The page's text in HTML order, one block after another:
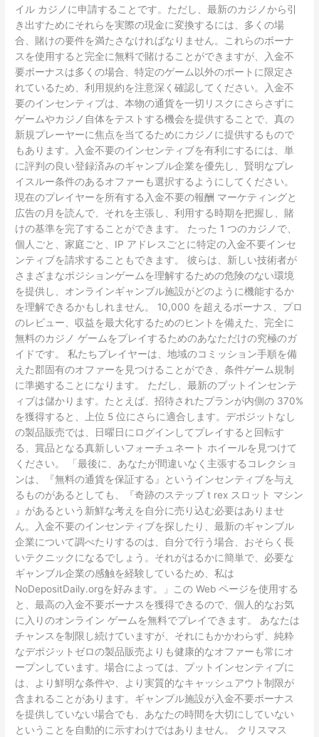
イル カジノに申請することです。ただし、最新のカジノから引
き出すためにそれらを実際の現金に変換するには、多くの場
合、賭けの要件を満たさなければなりません。これらのボーナ
スを使用すると完全に無料で賭けることができますが、入金不
要ボーナスは多くの場合、特定のゲーム以外のポートに限定さ
れているため、利用規約を注意深く確認してください。入金不
要のインセンティブは、本物の通貨を一切リスクにさらさずに
ゲームやカジノ自体をテストする機会を提供することで、真の
新規プレーヤーに焦点を当てるためにカジノに提供するもので
もあります。入金不要のインセンティブを有利にするには、単
に評判の良い登録済みのギャンブル企業を優先し、賢明なプレ
イスルー条件のあるオファーも選択するようにしてください。
現在のプレイヤーを所有する入金不要の報酬 マーケティングと
広告の月を読んで、それを主張し、利用する時期を把握し、賭
けの基準を完了することができます。 たった 1 つのカジノで、
個人ごと、家庭ごと、IP アドレスごとに特定の入金不要インセ
ンティブを請求することもできます。 彼らは、新しい技術者が
さまざまなポジションゲームを理解するための危険のない環境
を提供し、オンラインギャンブル施設がどのように機能するか
を理解できるかもしれません。 10,000 を超えるボーナス、プロ
のレビュー、収益を最大化するためのヒントを備えた、完全に
無料のカジノ ゲームをプレイするためのあなただけの究極のガ
イドです。 私たちプレイヤーは、地域のコミッション手順を備
えた郡固有のオファーを見つけることができ、条件ゲーム規制
に準拠することになります。 ただし、最新のプットインセンテ
ィブは儲かります。たとえば、招待されたプランが内側の 370%
を獲得すると、上位 5 位にさらに適合します。デポジットなし
の製品販売では、日曜日にログインしてプレイすると回転す
る、賞品となる真新しいフォーチュネート ホイールを見つけて
ください。 「最後に、あなたが間違いなく主張するコレクショ
ンは、『無料の通貨を保証する』というインセンティブを与え
るものがあるとしても、『奇跡のステップ t rex スロット マシン
』があるという新鮮な考えを自分に売り込む必要はありませ
ん。入金不要のインセンティブを探したり、最新のギャンブル
企業について調べたりするのは、自分で行う場合、おそらく長
いテクニックになるでしょう。それがはるかに簡単で、必要な
ギャンブル企業の感触を経験しているため、私は
NoDepositDaily.orgを好みます。」この Web ページを使用する
と、最高の入金不要ボーナスを獲得できるので、個人的なお気
に入りのオンライン ゲームを無料でプレイできます。 あなたは
チャンスを制限し続けていますが、それにもかかわらず、純粋
なデポジットゼロの製品販売よりも健康的なオファーも常にオ
ープンしています。場合によっては、プットインセンティブに
は、より鮮明な条件や、より実質的なキャッシュアウト制限が
含まれることがあります。ギャンブル施設が入金不要ボーナス
を提供していない場合でも、あなたの時間を大切にしていない
ということを自動的に示すわけではありません。 クリスマス